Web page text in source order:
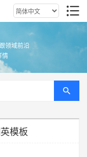
领域前沿
情
模板